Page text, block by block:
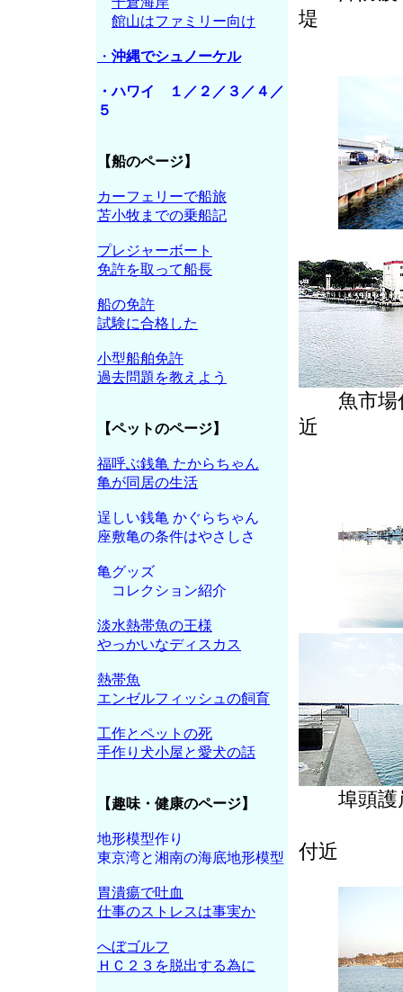
堤
魚市場
近
埠頭護
付近
館山はファミリー向け
・ 沖縄でシュノーケル
・ハワイ １／２／３／４／
５
【船のページ】
カーフェリーで船旅
苫小牧までの乗船記
プレジャーボート
免許を取って船長
船の免許
試験に合格した
小型船舶免許
過去問題を教えよう
【ペットのページ】
福呼ぶ銭亀 たからちゃん
亀が同居の生活
逞しい銭亀 かぐらちゃん
座敷亀の条件はやさしさ
亀グッズ
コレクション紹介
淡水熱帯魚の王様
やっかいなディスカス
熱帯魚
エンゼルフィッシュの飼育
工作とペットの死
手作り犬小屋と愛犬の話
【趣味・健康のページ】
地形模型作り
東京湾と湘南の海底地形模型
胃潰瘍で吐血
仕事のストレスは事実か
へぼゴルフ
ＨＣ２３を脱出する為に